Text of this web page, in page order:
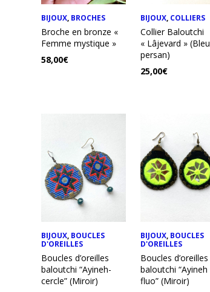
BIJOUX, BROCHES
Broche en bronze «
Femme mystique »
58,00€
BIJOUX, COLLIERS
Collier Baloutchi
« Lâjevard » (Bleu
persan)
25,00€
BIJOUX, BOUCLES
D'OREILLES
Boucles d’oreilles
baloutchi “Ayineh-
cercle” (Miroir)
BIJOUX, BOUCLES
D'OREILLES
Boucles d’oreilles
baloutchi “Ayineh
fluo” (Miroir)